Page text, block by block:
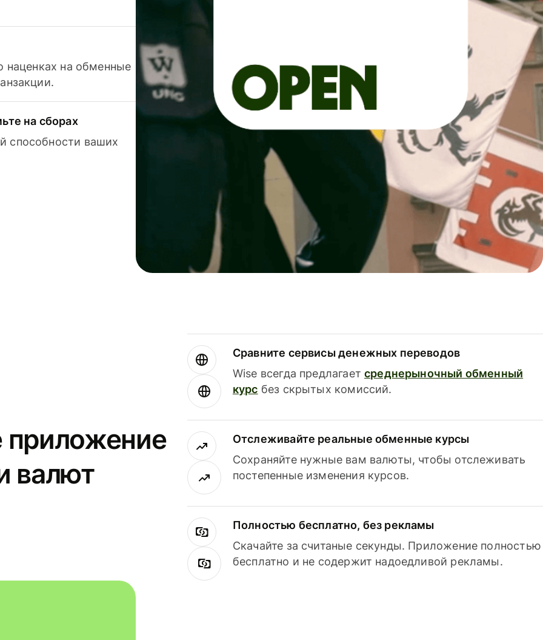
наценках на обменные
на сборах
способности ваших
приложение
валют
Сравните сервисы денежных переводов
Wise всегда предлагаетсреднерыночный обменный
курс без скрытых комиссий.
Отслеживайте реальные обменные курсы
Сохраняйте нужные вам валюты, чтобы отслеживать
постепенные изменения курсов.
Полностью бесплатно, без рекламы
Скачайте за считаные секунды. Приложение полностью
бесплатно и не содержит надоедливой рекламы.